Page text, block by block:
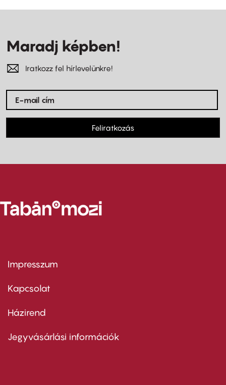
Maradj képben!
Iratkozz fel hírlevelünkre!
Feliratkozás
Footer
first
Impresszum
Kapcsolat
Footer
second
Házirend
Jegyvásárlási információk